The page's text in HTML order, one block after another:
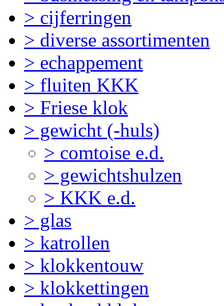
> cijferringen
> diverse assortimenten
> echappement
> fluiten KKK
> Friese klok
> gewicht (-huls)
> comtoise e.d.
> gewichtshulzen
> KKK e.d.
> glas
> katrollen
> klokkentouw
> klokkettingen